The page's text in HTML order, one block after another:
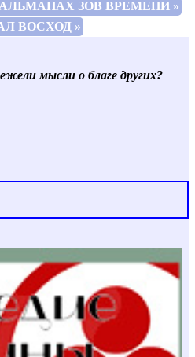
АЛЬМАНАХ ЗОВ ВРЕМЕНИ »
ВОСХОД »
мысли о благе других?